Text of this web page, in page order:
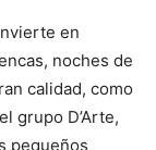
en
noches de
calidad, como
grupo D’Arte,
pequeños